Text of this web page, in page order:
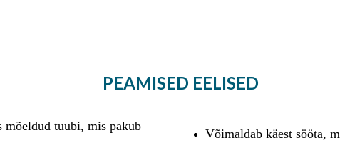
PEAMISED EELISED
mõeldud tuubi, mis pakub
Võimaldab käest sööta,